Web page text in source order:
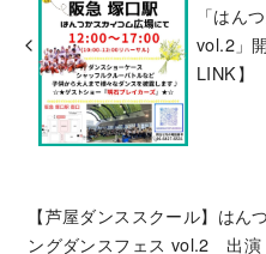
「はん
vol.2」
LINK】
【芦屋ダンススクール】はん
ングダンスフェス vol.2 出演